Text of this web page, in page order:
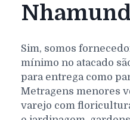
Sim, somos
mínimo no atacado
para entrega como
Metragens menores
varejo com